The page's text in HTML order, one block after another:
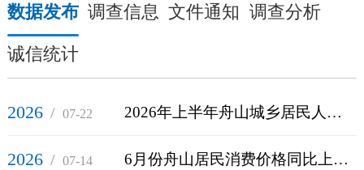
数据发布 调查信息 文件通知 调查分析
诚信统计
2026 / 07-22 2026年上半年舟山城乡居民人均可支配收入情况
2026 / 07-14 6月份舟山居民消费价格同比上涨0.9%